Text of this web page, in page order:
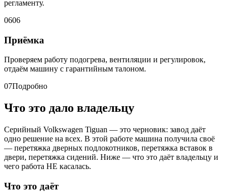
регламенту.
0606
Приёмка
Проверяем работу подогрева, вентиляции и регулировок,
отдаём машину с гарантийным талоном.
07Подробно
Что это дало владельцу
Серийный Volkswagen Tiguan — это черновик: завод даёт
одно решение на всех. В этой работе машина получила своё
— перетяжка дверных подлокотников, перетяжка вставок в
двери, перетяжка сидений. Ниже — что это даёт владельцу и
чего работа НЕ касалась.
Что это даёт